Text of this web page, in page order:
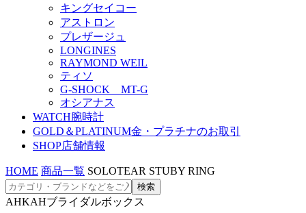
キングセイコー
アストロン
プレザージュ
LONGINES
RAYMOND WEIL
ティソ
G-SHOCK MT-G
オシアナス
WATCH腕時計
GOLD＆PLATINUM金・プラチナのお取引
SHOP店舗情報
HOME 商品一覧 SOLOTEAR STUBY RING
AHKAHブライダルボックス